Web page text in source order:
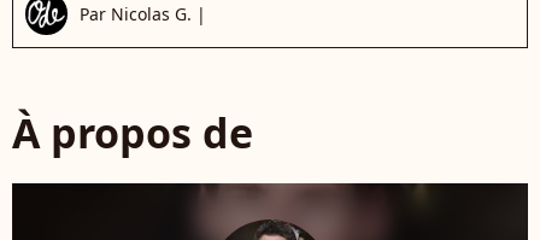
Par Nicolas G. |
À propos de